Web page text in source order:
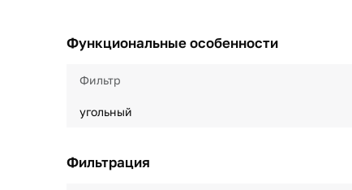
Функциональные особенности
Фильтр
угольный
Фильтрация